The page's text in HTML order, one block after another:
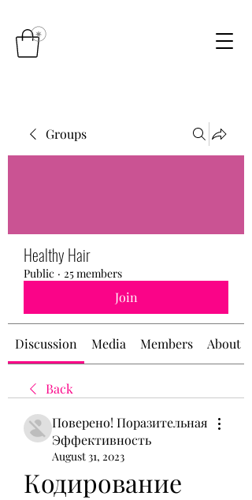
Groups
Healthy Hair
Public · 25 members
Join
Discussion Media Members About
Back
Поверено! Поразительная
Эффективность
August 31, 2023
Кодирование